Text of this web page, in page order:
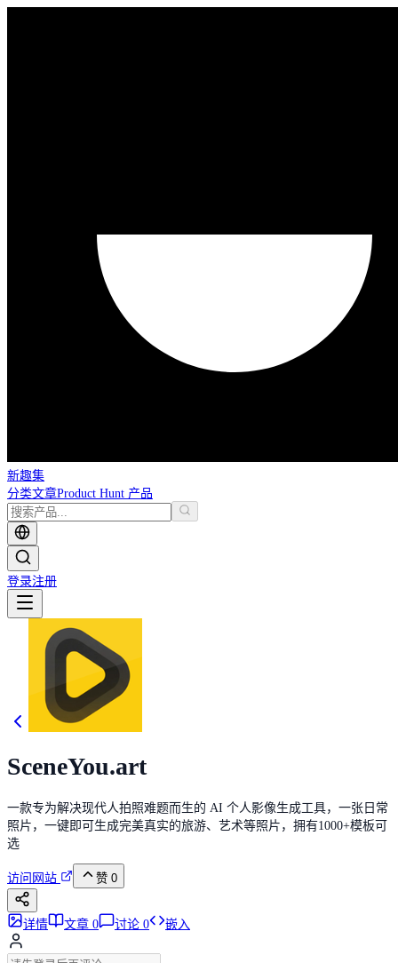
新趣集
分类文章Product Hunt 产品
登录注册
SceneYou.art
一款专为解决现代人拍照难题而生的 AI 个人影像生成工具，一张日常
照片，一键即可生成完美真实的旅游、艺术等照片，拥有1000+模板可
选
访问网站 赞 0
详情 文章 0 讨论 0 嵌入